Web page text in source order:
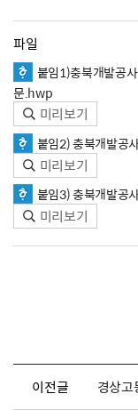
파일
붙임1)충북개발공
문.hwp
미리보기
붙임2) 충북개발공
미리보기
붙임3) 충북개발공
미리보기
이전글 경상고